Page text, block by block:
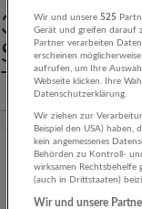
3 Jobs für
Salzburg
Wir und unsere 525
Gerät und greifen darauf
Partner verarbeiten
erscheinen
aufrufen, um Ihre
Webseite klicken. Ihre
Datenschutzerklärung.
Wir ziehen zur
Beispiel den USA)
kein angemessenes
Behörden zu Kontroll-
wirksamen Rechtsbehelfe
(auch in Drittstaaten)
Wir und unsere